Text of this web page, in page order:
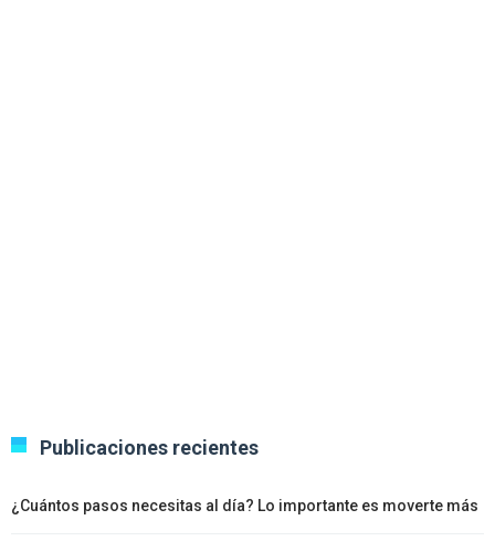
Publicaciones recientes
¿Cuántos pasos necesitas al día? Lo importante es moverte más